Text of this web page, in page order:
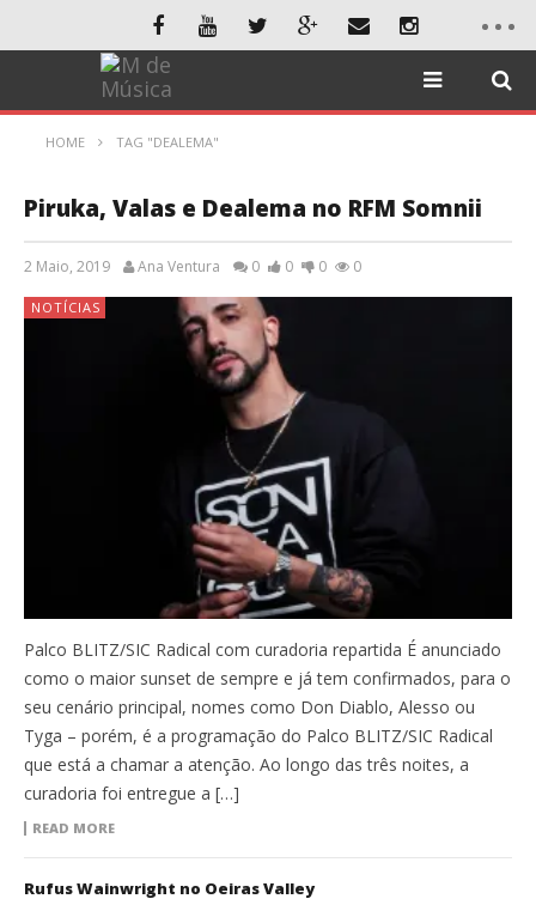
HOME TAG "DEALEMA"
Piruka, Valas e Dealema no RFM Somnii
2 Maio, 2019 Ana Ventura 0 0 0 0
NOTÍCIAS
Palco BLITZ/SIC Radical com curadoria repartida É anunciado
como o maior sunset de sempre e já tem confirmados, para o
seu cenário principal, nomes como Don Diablo, Alesso ou
Tyga – porém, é a programação do Palco BLITZ/SIC Radical
que está a chamar a atenção. Ao longo das três noites, a
curadoria foi entregue a […]
READ MORE
Rufus Wainwright no Oeiras Valley